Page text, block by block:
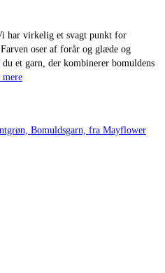
har virkelig et svagt punkt for
oser af forår og glæde og
et garn, der kombinerer bomuldens